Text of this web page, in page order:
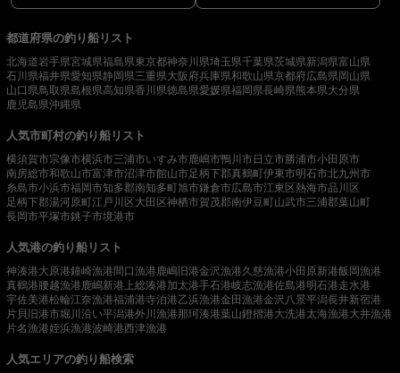
都道府県の釣り船リスト
北海道岩手県宮城県福島県東京都神奈川県埼玉県千葉県茨城県新潟県富山県
石川県福井県愛知県静岡県三重県大阪府兵庫県和歌山県京都府広島県岡山県
山口県鳥取県島根県高知県香川県徳島県愛媛県福岡県長崎県熊本県大分県
鹿児島県沖縄県
人気市町村の釣り船リスト
横須賀市宗像市横浜市三浦市いすみ市鹿嶋市鴨川市日立市勝浦市小田原市
南房総市和歌山市富津市沼津市館山市足柄下郡真鶴町伊東市明石市北九州市
糸島市小浜市福岡市知多郡南知多町旭市鎌倉市広島市江東区熱海市品川区
足柄下郡湯河原町江戸川区大田区神栖市賀茂郡南伊豆町山武市三浦郡葉山町
長岡市平塚市銚子市境港市
人気港の釣り船リスト
神湊港大原港鐘崎漁港間口漁港 鹿嶋旧港金沢漁港久慈漁港小田原新港飯岡漁港
真鶴港腰越漁港 鹿嶋新港 上総湊港加太港手石港岐志漁港佐島港明石港走水港
宇佐美港松輪江奈漁港福浦港寺泊港乙浜漁港金田漁港金沢八景平潟長井新宿港
片貝旧港市堀川沿い平潟港外川漁港那珂湊港葉山鐙摺港大洗港太海漁港大井漁港
片名漁港姪浜漁港波崎港西津漁港
人気エリアの釣り船検索